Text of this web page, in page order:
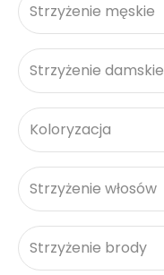
Strzyżenie męskie
Strzyżenie damskie
Koloryzacja
Strzyżenie włosów
Strzyżenie brody